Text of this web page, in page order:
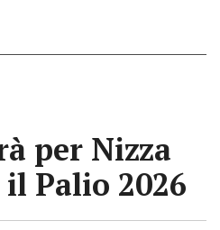
per Nizza
Palio 2026